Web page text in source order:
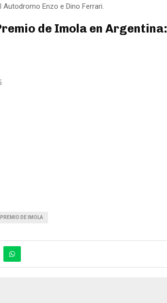
Autodromo Enzo e Dino Ferrari.
de Imola en Argentina:
DE IMOLA